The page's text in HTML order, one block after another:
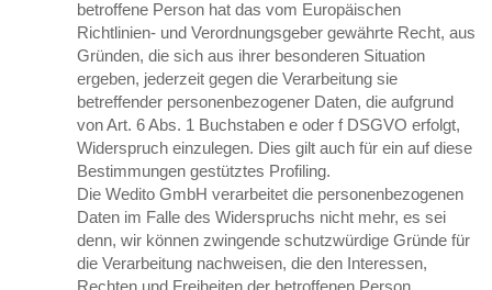
betroffene Person hat das vom Europäischen
Richtlinien- und Verordnungsgeber gewährte Recht, aus
Gründen, die sich aus ihrer besonderen Situation
ergeben, jederzeit gegen die Verarbeitung sie
betreffender personenbezogener Daten, die aufgrund
von Art. 6 Abs. 1 Buchstaben e oder f DSGVO erfolgt,
Widerspruch einzulegen. Dies gilt auch für ein auf diese
Bestimmungen gestütztes Profiling.
Die Wedito GmbH verarbeitet die personenbezogenen
Daten im Falle des Widerspruchs nicht mehr, es sei
denn, wir können zwingende schutzwürdige Gründe für
die Verarbeitung nachweisen, die den Interessen,